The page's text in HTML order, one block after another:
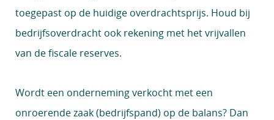
toegepast op de huidige overdrachtsprijs. Houd bij
bedrijfsoverdracht ook rekening met het vrijvallen
van de fiscale reserves.
Wordt een onderneming verkocht met een
onroerende zaak (bedrijfspand) op de balans? Dan